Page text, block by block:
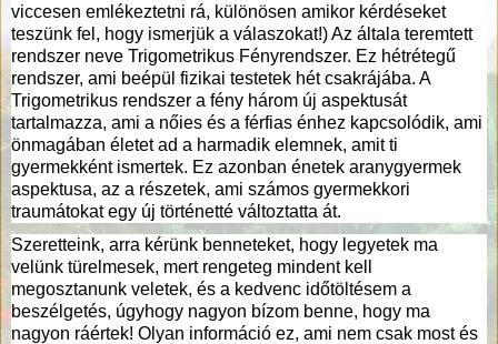
viccesen emlékeztetni rá, különösen amikor kérdéseket
teszünk fel, hogy ismerjük a válaszokat!) Az általa teremtett
rendszer neve Trigometrikus Fényrendszer. Ez hétrétegű
rendszer, ami beépül fizikai testetek hét csakrájába. A
Trigometrikus rendszer a fény három új aspektusát
tartalmazza, ami a nőies és a férfias énhez kapcsolódik, ami
önmagában életet ad a harmadik elemnek, amit ti
gyermekként ismertek. Ez azonban énetek aranygyermek
aspektusa, az a részetek, ami számos gyermekkori
traumátokat egy új történetté változtatta át.
Szeretteink, arra kérünk benneteket, hogy legyetek ma
velünk türelmesek, mert rengeteg mindent kell
megosztanunk veletek, és a kedvenc időtöltésem a
beszélgetés, úgyhogy nagyon bízom benne, hogy ma
nagyon ráértek! Olyan információ ez, ami nem csak most és